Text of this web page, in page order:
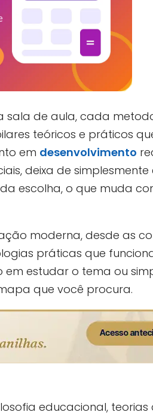
sala de aula, cada
teóricos e práticos
em desenvolvimento
deixa de
escolha, o que muda
moderna, desde as
práticas que
estudar o tema ou
que você procura.
educacional, teorias